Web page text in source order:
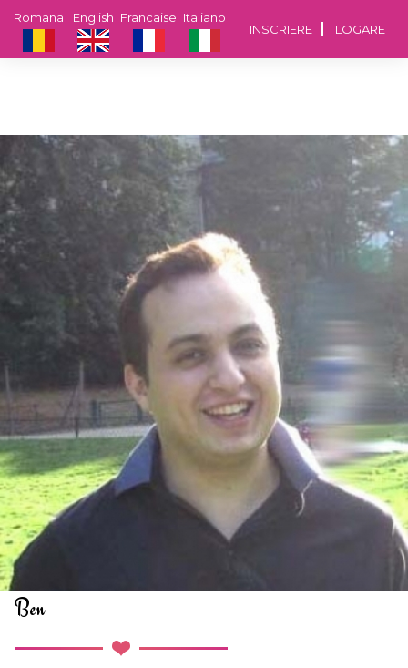
INSCRIERE LOGARE
Italiano
Francaise
English
Romana
Ben